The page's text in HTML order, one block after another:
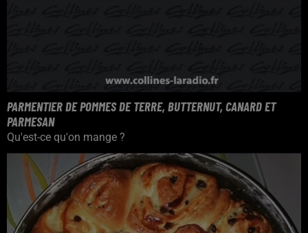
PARMENTIER DE POMMES DE TERRE, BUTTERNUT, CANARD ET
PARMESAN
Qu'est-ce qu'on mange ?